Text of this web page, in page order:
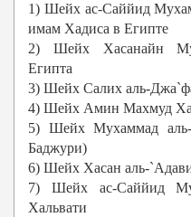
1) Шейх ас-Саййид
имам Хадиса в Египте
2) Шейх Хасанайн
Египта
3) Шейх Салих аль-
4) Шейх Амин Махмуд
5) Шейх Мухаммад
Баджури)
6) Шейх Хасан аль-
7) Шейх ас-Саййид
Хальвати